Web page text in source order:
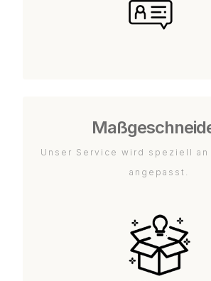
Unser Service wird speziell an
angepasst.